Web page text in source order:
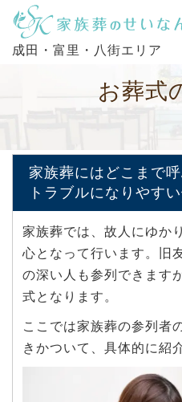
成田・富里・八街エリア
お葬式
家族葬にはどこまで
トラブルになりやす
家族葬では、故人にゆか
心となって行います。旧
の深い人も参列できます
式となります。
ここでは家族葬の参列者
きかついて、具体的に紹